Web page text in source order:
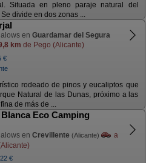
Situada en pleno paraje natural del
divide en dos zonas ...
en Guardamar del Segura
km de Pego (Alicante)
€
rodeado de pinos y eucaliptos que
Natural de las Dunas, próximo a las
de más de ...
Eco Camping
en Crevillente (Alicante)
a
22 €